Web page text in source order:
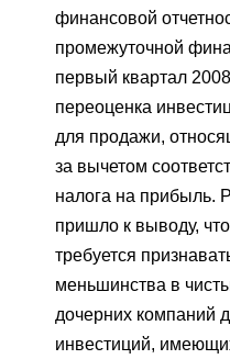
финансовой
промежуточной
первый квартал
переоценка
для продажи,
за вычетом
налога на прибыль.
пришло к выводу,
требуется
меньшинства в
дочерних компаний
инвестиций,